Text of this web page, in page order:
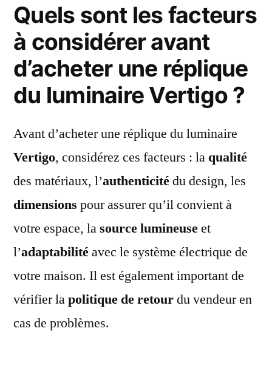
Quels sont les facteurs
à considérer avant
d’acheter une réplique
du luminaire Vertigo ?
Avant d’acheter une réplique du luminaire
Vertigo, considérez ces facteurs : la qualité
des matériaux, l’authenticitédu design, les
dimensions pour assurer qu’il convient à
votre espace, lasource lumineuseet
l’adaptabilitéavec le système électrique de
votre maison. Il est également important de
vérifier lapolitique de retourdu vendeur en
cas de problèmes.